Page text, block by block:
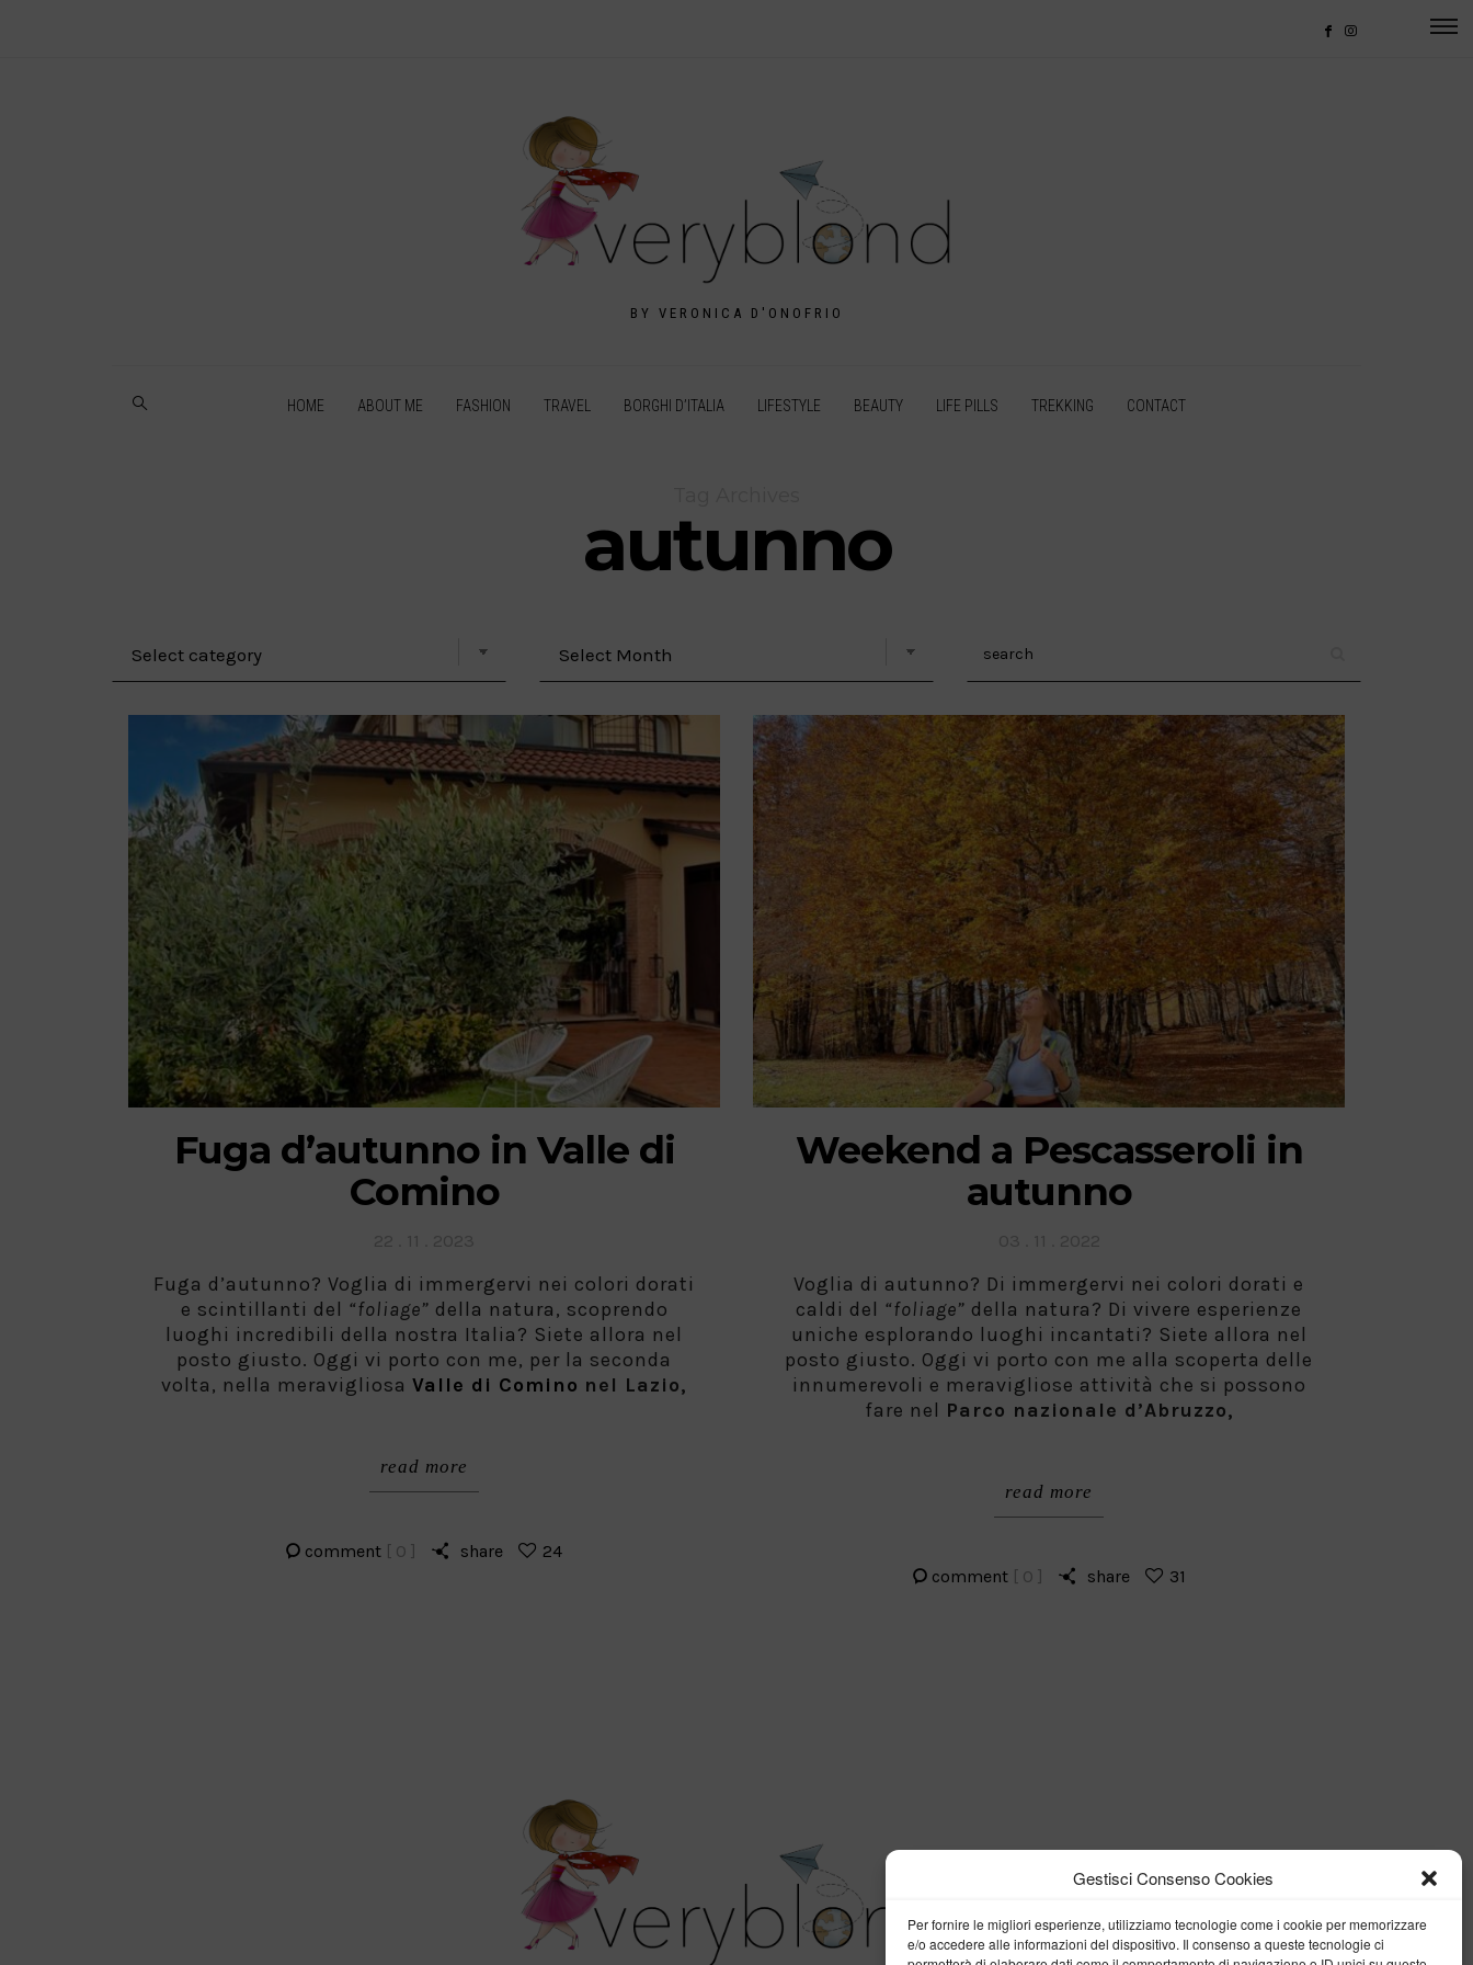
Gestisci Consenso Cookies
Per fornire le migliori esperienze, utilizziamo tecnologie come i cookie per memorizzare
e/o accedere alle informazioni del dispositivo. Il consenso a queste tecnologie ci
BY VERONICA D'ONOFRIO
HOME ABOUT ME FASHION TRAVEL BORGHI D’ITALIA LIFESTYLE BEAUTY LIFE PILLS TREKKING CONTACT
autunno
Fuga d’autunno in Valle di
Comino
Fuga d’autunno? Voglia di immergervi nei colori dorati
e scintillanti del “foliage” della natura, scoprendo
luoghi incredibili della nostra Italia? Siete allora nel
posto giusto. Oggi vi porto con me, per la seconda
volta, nella meravigliosa Valle di Comino nel Lazio,
read more
comment [ 0 ] share 24
Weekend a Pescasseroli in
autunno
Voglia di autunno? Di immergervi nei colori dorati e
caldi del “foliage” della natura? Di vivere esperienze
uniche esplorando luoghi incantati? Siete allora nel
posto giusto. Oggi vi porto con me alla scoperta delle
innumerevoli e meravigliose attività che si possono
fare nel Parco nazionale d’Abruzzo,
read more
comment [ 0 ] share 31